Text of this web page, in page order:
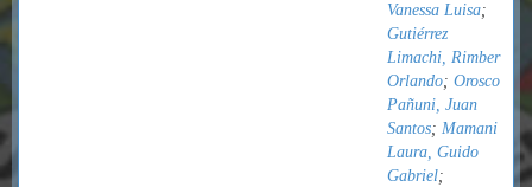
Vanessa Luisa;
Gutiérrez
Limachi, Rimber
Orlando; Orosco
Pañuni, Juan
Santos; Mamani
Laura, Guido
Gabriel;